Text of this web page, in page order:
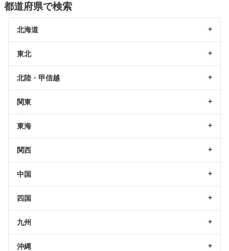
都道府県で検索
北海道
東北
北陸・甲信越
関東
東海
関西
中国
四国
九州
沖縄